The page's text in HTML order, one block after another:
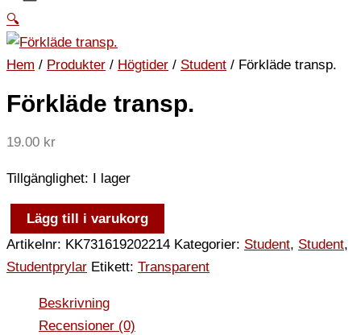
🔍
Hem / Produkter / Högtider / Student / Förkläde transp.
Förkläde transp.
19.00 kr
Tillgänglighet: I lager
Lägg till i varukorg
Artikelnr: KK731619202214 Kategorier: Student, Student,
Studentprylar Etikett: Transparent
Beskrivning
Recensioner (0)